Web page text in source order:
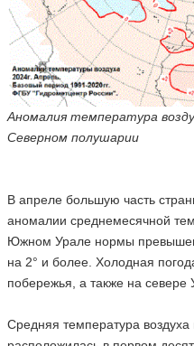
Аномалия температура
Северном полушарии
В апреле большую часть
аномалии среднемесячной
Южном Урале нормы
на 2° и более. Холодная
побережья, а также на севере
Средняя температура воздуха